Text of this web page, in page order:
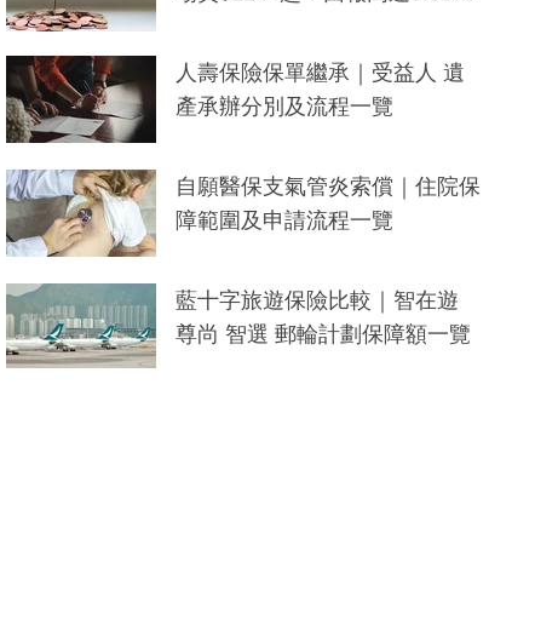
人壽保險保單繼承｜受益人 遺
產承辦分別及流程一覽
自願醫保支氣管炎索償｜住院保
障範圍及申請流程一覽
藍十字旅遊保險比較｜智在遊
尊尚 智選 郵輪計劃保障額一覽